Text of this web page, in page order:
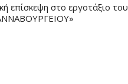
επίσκεψη στο εργοτάξιο του